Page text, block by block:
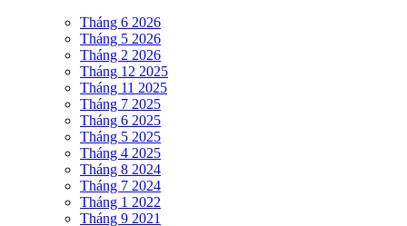
Tháng 6 2026
Tháng 5 2026
Tháng 2 2026
Tháng 12 2025
Tháng 11 2025
Tháng 7 2025
Tháng 6 2025
Tháng 5 2025
Tháng 4 2025
Tháng 8 2024
Tháng 7 2024
Tháng 1 2022
Tháng 9 2021